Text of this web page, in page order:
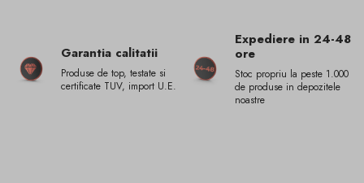
Garantia calitatii
Produse de top, testate si
certificate TUV, import U.E.
Expediere in 24-48
ore
Stoc propriu la peste 1.000
de produse in depozitele
noastre